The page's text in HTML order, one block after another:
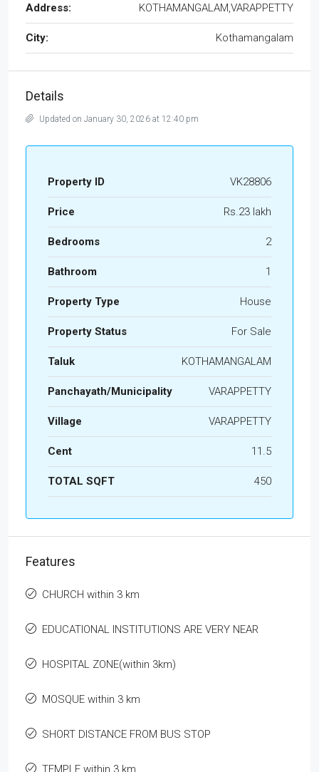
Address: KOTHAMANGALAM,VARAPPETTY
City: Kothamangalam
Details
Updated on January 30, 2026 at 12:40 pm
Property ID VK28806
Price Rs.23 lakh
Bedrooms 2
Bathroom 1
Property Type House
Property Status For Sale
Taluk KOTHAMANGALAM
Panchayath/Municipality VARAPPETTY
Village VARAPPETTY
Cent 11.5
TOTAL SQFT 450
Features
CHURCH within 3 km
EDUCATIONAL INSTITUTIONS ARE VERY NEAR
HOSPITAL ZONE(within 3km)
MOSQUE within 3 km
SHORT DISTANCE FROM BUS STOP
TEMPLE within 3 km